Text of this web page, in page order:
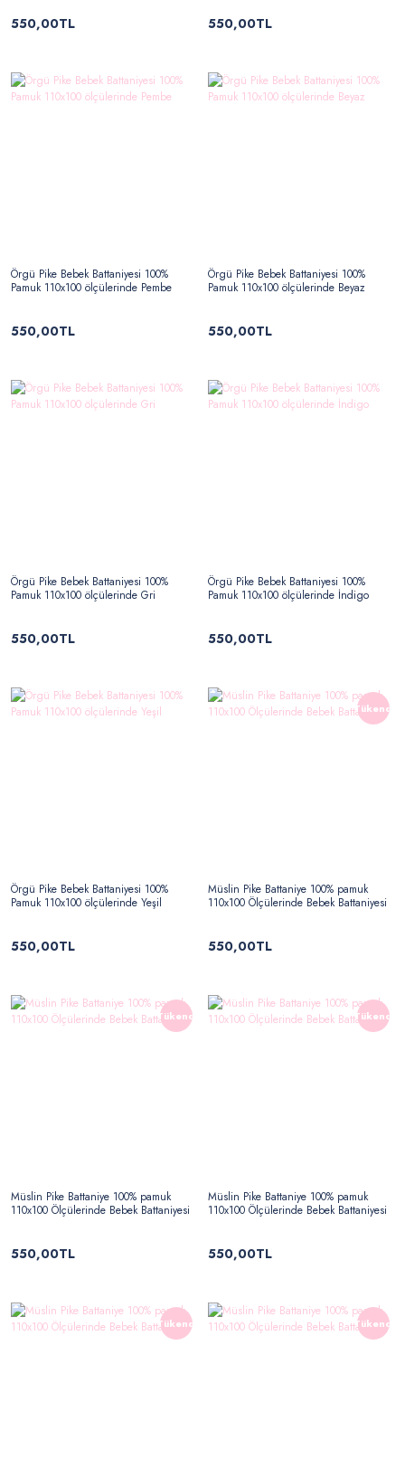
550,00TL 550,00TL
Örgü Pike Bebek Battaniyesi 100%
Pamuk 110x100 ölçülerinde Pembe
550,00TL
Örgü Pike Bebek Battaniyesi 100%
Pamuk 110x100 ölçülerinde Beyaz
550,00TL
Örgü Pike Bebek Battaniyesi 100%
Pamuk 110x100 ölçülerinde Gri
550,00TL
Örgü Pike Bebek Battaniyesi 100%
Pamuk 110x100 ölçülerinde İndigo
550,00TL
Örgü Pike Bebek Battaniyesi 100%
Pamuk 110x100 ölçülerinde Yeşil
550,00TL
Tükendi
Müslin Pike Battaniye 100% pamuk
110x100 Ölçülerinde Bebek Battaniyesi
550,00TL
Tükendi
Müslin Pike Battaniye 100% pamuk
110x100 Ölçülerinde Bebek Battaniyesi
550,00TL
Tükendi
Müslin Pike Battaniye 100% pamuk
110x100 Ölçülerinde Bebek Battaniyesi
550,00TL
Tükendi Tükendi